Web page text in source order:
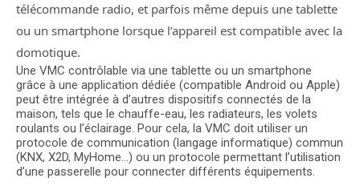
télécommande radio, et parfois même depuis une tablette
ou un smartphone lorsque l’appareil est compatible avec la
domotique.
Une VMC contrôlable via une tablette ou un smartphone
grâce à une application dédiée (compatible Android ou Apple)
peut être intégrée à d’autres dispositifs connectés de la
maison, tels que le chauffe-eau, les radiateurs, les volets
roulants ou l’éclairage. Pour cela, la VMC doit utiliser un
protocole de communication (langage informatique) commun
(KNX, X2D, MyHome…) ou un protocole permettant l’utilisation
d’une passerelle pour connecter différents équipements.